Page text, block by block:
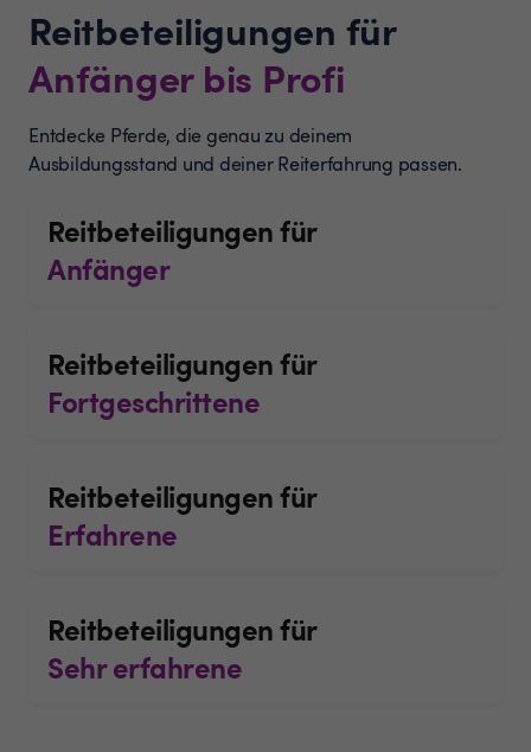
Reitbeteiligungen für
Anfänger bis Profi
Entdecke Pferde, die genau zu deinem
Ausbildungsstand und deiner Reiterfahrung passen.
Reitbeteiligungen für
Anfänger
Reitbeteiligungen für
Fortgeschrittene
Reitbeteiligungen für
Erfahrene
Reitbeteiligungen für
Sehr erfahrene